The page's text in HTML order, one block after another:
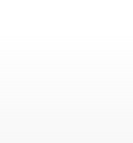
på Gjøvik